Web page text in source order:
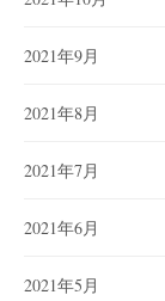
2021年9月
2021年8月
2021年7月
2021年6月
2021年5月